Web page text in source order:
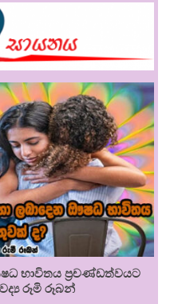
භාවිතය ප්‍රචණ්ඩත්වයට
රූමි රූබන්